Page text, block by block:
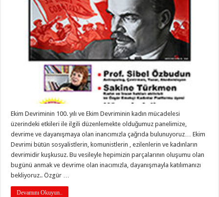
Ekim Devriminin 100. yılı ve Ekim Devriminin kadın mücadelesi
üzerindeki etkileri ile ilgili düzenlemekte olduğumuz panelimize,
devrime ve dayanışmaya olan inancımızla çağrıda bulunuyoruz… Ekim
Devrimi bütün sosyalistlerin, komunistlerin , ezilenlerin ve kadınların
devrimidir kuşkusuz. Bu vesileyle hepimizin parçalarının oluşumu olan
bugünü anmak ve devrime olan inacımızla, dayanışmayla katılımanızı
bekliyoruz.. Özgür …
Devamını Okuyun..